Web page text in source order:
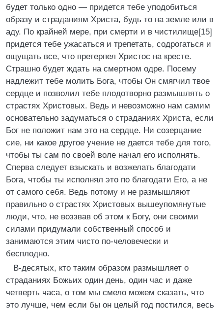
будет только одно — придется тебе уподобиться
образу и страданиям Христа, будь то на земле или в
аду. По крайней мере, при смерти и в чистилище[15]
придется тебе ужасаться и трепетать, содрогаться и
ощущать все, что претерпел Христос на кресте.
Страшно будет ждать на смертном одре. Посему
надлежит тебе молить Бога, чтобы Он смягчил твое
сердце и позволил тебе плодотворно размышлять о
страстях Христовых. Ведь и невозможно нам самим
основательно задуматься о страданиях Христа, если
Бог не положит нам это на сердце. Ни созерцание
сие, ни какое другое учение не дается тебе для того,
чтобы ты сам по своей воле начал его исполнять.
Сперва следует взыскать и возжелать благодати
Бога, чтобы ты исполнял это по благодати Его, а не
от самого себя. Ведь потому и не размышляют
правильно о страстях Христовых вышеупомянутые
люди, что, не воззвав об этом к Богу, они своими
силами придумали собственный способ и
занимаются этим чисто по-человечески и
бесплодно.
В-десятых, кто таким образом размышляет о
страданиях Божьих один день, один час и даже
четверть часа, о том мы смело можем сказать, что
это лучше, чем если бы он целый год постился, весь